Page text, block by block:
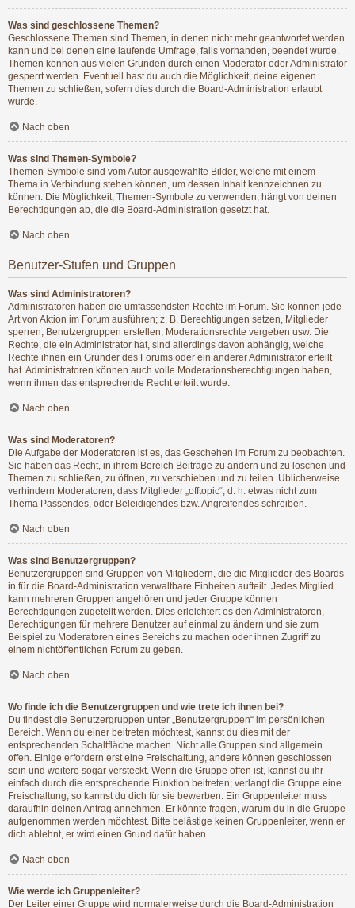
Was sind geschlossene Themen?
Geschlossene Themen sind Themen, in denen nicht mehr geantwortet werden
kann und bei denen eine laufende Umfrage, falls vorhanden, beendet wurde.
Themen können aus vielen Gründen durch einen Moderator oder Administrator
gesperrt werden. Eventuell hast du auch die Möglichkeit, deine eigenen
Themen zu schließen, sofern dies durch die Board-Administration erlaubt
wurde.
Nach oben
Was sind Themen-Symbole?
Themen-Symbole sind vom Autor ausgewählte Bilder, welche mit einem
Thema in Verbindung stehen können, um dessen Inhalt kennzeichnen zu
können. Die Möglichkeit, Themen-Symbole zu verwenden, hängt von deinen
Berechtigungen ab, die die Board-Administration gesetzt hat.
Nach oben
Benutzer-Stufen und Gruppen
Was sind Administratoren?
Administratoren haben die umfassendsten Rechte im Forum. Sie können jede
Art von Aktion im Forum ausführen; z. B. Berechtigungen setzen, Mitglieder
sperren, Benutzergruppen erstellen, Moderationsrechte vergeben usw. Die
Rechte, die ein Administrator hat, sind allerdings davon abhängig, welche
Rechte ihnen ein Gründer des Forums oder ein anderer Administrator erteilt
hat. Administratoren können auch volle Moderationsberechtigungen haben,
wenn ihnen das entsprechende Recht erteilt wurde.
Nach oben
Was sind Moderatoren?
Die Aufgabe der Moderatoren ist es, das Geschehen im Forum zu beobachten.
Sie haben das Recht, in ihrem Bereich Beiträge zu ändern und zu löschen und
Themen zu schließen, zu öffnen, zu verschieben und zu teilen. Üblicherweise
verhindern Moderatoren, dass Mitglieder „offtopic“, d. h. etwas nicht zum
Thema Passendes, oder Beleidigendes bzw. Angreifendes schreiben.
Nach oben
Was sind Benutzergruppen?
Benutzergruppen sind Gruppen von Mitgliedern, die die Mitglieder des Boards
in für die Board-Administration verwaltbare Einheiten aufteilt. Jedes Mitglied
kann mehreren Gruppen angehören und jeder Gruppe können
Berechtigungen zugeteilt werden. Dies erleichtert es den Administratoren,
Berechtigungen für mehrere Benutzer auf einmal zu ändern und sie zum
Beispiel zu Moderatoren eines Bereichs zu machen oder ihnen Zugriff zu
einem nichtöffentlichen Forum zu geben.
Nach oben
Wo finde ich die Benutzergruppen und wie trete ich ihnen bei?
Du findest die Benutzergruppen unter „Benutzergruppen“ im persönlichen
Bereich. Wenn du einer beitreten möchtest, kannst du dies mit der
entsprechenden Schaltfläche machen. Nicht alle Gruppen sind allgemein
offen. Einige erfordern erst eine Freischaltung, andere können geschlossen
sein und weitere sogar versteckt. Wenn die Gruppe offen ist, kannst du ihr
einfach durch die entsprechende Funktion beitreten; verlangt die Gruppe eine
Freischaltung, so kannst du dich für sie bewerben. Ein Gruppenleiter muss
daraufhin deinen Antrag annehmen. Er könnte fragen, warum du in die Gruppe
aufgenommen werden möchtest. Bitte belästige keinen Gruppenleiter, wenn er
dich ablehnt, er wird einen Grund dafür haben.
Nach oben
Wie werde ich Gruppenleiter?
Der Leiter einer Gruppe wird normalerweise durch die Board-Administration